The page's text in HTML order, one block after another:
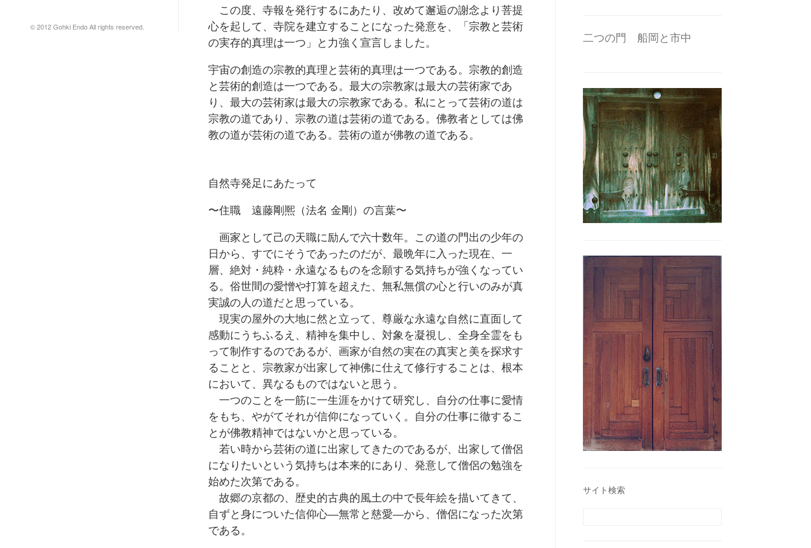
© 2012 Gohki Endo All rights reserved.
この度、寺報を発行するにあたり、改めて邂逅の謝念より菩提
心を起して、寺院を建立することになった発意を、「宗教と芸術
の実存的真理は一つ」と力強く宣言しました。
宇宙の創造の宗教的真理と芸術的真理は一つである。宗教的創造
と芸術的創造は一つである。最大の宗教家は最大の芸術家であ
り、最大の芸術家は最大の宗教家である。私にとって芸術の道は
宗教の道であり、宗教の道は芸術の道である。佛教者としては佛
教の道が芸術の道である。芸術の道が佛教の道である。
自然寺発足にあたって
〜住職 遠藤剛熈（法名 金剛）の言葉〜
画家として己の天職に励んで六十数年。この道の門出の少年の
日から、すでにそうであったのだが、最晩年に入った現在、一
層、絶対・純粋・永遠なるものを念願する気持ちが強くなってい
る。俗世間の愛憎や打算を超えた、無私無償の心と行いのみが真
実誠の人の道だと思っている。
現実の屋外の大地に然と立って、尊厳な永遠な自然に直面して
感動にうちふるえ、精神を集中し、対象を凝視し、全身全霊をも
って制作するのであるが、画家が自然の実在の真実と美を探求す
ることと、宗教家が出家して神佛に仕えて修行することは、根本
において、異なるものではないと思う。
一つのことを一筋に一生涯をかけて研究し、自分の仕事に愛情
をもち、やがてそれが信仰になっていく。自分の仕事に徹するこ
とが佛教精神ではないかと思っている。
若い時から芸術の道に出家してきたのであるが、出家して僧侶
になりたいという気持ちは本来的にあり、発意して僧侶の勉強を
始めた次第である。
故郷の京都の、歴史的古典的風土の中で長年絵を描いてきて、
自ずと身についた信仰心―無常と慈愛―から、僧侶になった次第
である。
二つの門 船岡と市中
サイト検索